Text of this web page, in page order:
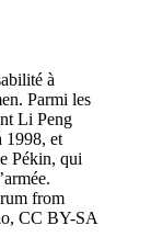
à
Parmi les
Li Peng
1998, et
Pékin, qui
from
CC BY-SA